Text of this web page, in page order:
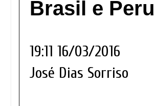
Brasil e Peru
19:11 16/03/2016
José Dias Sorriso